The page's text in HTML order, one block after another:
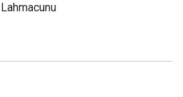
Lahmacunu